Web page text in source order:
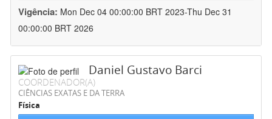
Vigência: Mon Dec 04 00:00:00 BRT 2023-Thu Dec 31
00:00:00 BRT 2026
Daniel Gustavo Barci
COORDENADOR(A)
CIÊNCIAS EXATAS E DA TERRA
Física